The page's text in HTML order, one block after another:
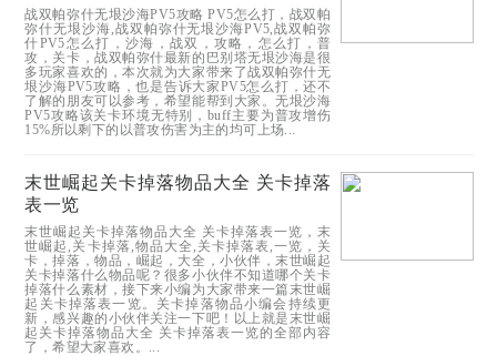
战双帕弥什无垠沙海PV5攻略 PV5怎么打，战双帕
弥什无垠沙海,战双帕弥什无垠沙海PV5,战双帕弥
什PV5怎么打，沙海，战双，攻略，怎么打，普
攻，关卡，战双帕弥什最新的巴别塔无垠沙海是很
多玩家喜欢的，本次就为大家带来了战双帕弥什无
垠沙海PV5攻略，也是告诉大家PV5怎么打，还不
了解的朋友可以参考，希望能帮到大家。无垠沙海
PV5攻略该关卡环境无特别，buff主要为普攻增伤
15%所以剩下的以普攻伤害为主的均可上场...
末世崛起关卡掉落物品大全 关卡掉落
表一览
末世崛起关卡掉落物品大全 关卡掉落表一览，末
世崛起,关卡掉落,物品大全,关卡掉落表,一览，关
卡，掉落，物品，崛起，大全，小伙伴，末世崛起
关卡掉落什么物品呢？很多小伙伴不知道哪个关卡
掉落什么素材，接下来小编为大家带来一篇末世崛
起关卡掉落表一览。关卡掉落物品小编会持续更
新，感兴趣的小伙伴关注一下吧！以上就是末世崛
起关卡掉落物品大全 关卡掉落表一览的全部内容
了，希望大家喜欢。...